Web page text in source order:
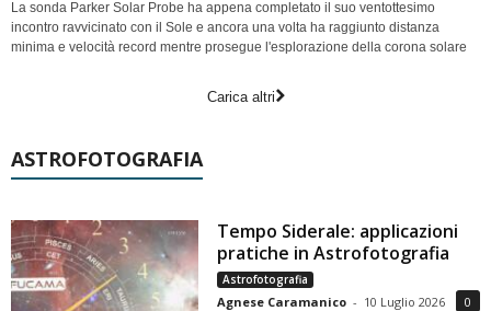
La sonda Parker Solar Probe ha appena completato il suo ventottesimo
incontro ravvicinato con il Sole e ancora una volta ha raggiunto distanza
minima e velocità record mentre prosegue l'esplorazione della corona solare
Carica altri
ASTROFOTOGRAFIA
Tempo Siderale: applicazioni
pratiche in Astrofotografia
Astrofotografia
Agnese Caramanico - 10 Luglio 2026 0